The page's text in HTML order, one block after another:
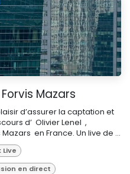
Mazars
d’assurer la captation et
d’ Olivier Lenel ,
en France. Un live de ...
Live
en direct